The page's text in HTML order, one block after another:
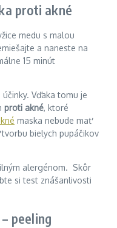
proti akné
medu s malou
a naneste na
15 minút
Vďaka tomu je
proti akné, ktoré
maska nebude mať
bielych pupáčikov
alergénom. Skôr
si test znášanlivosti
peeling